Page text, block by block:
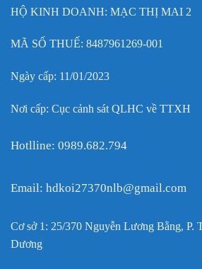
HỘ KINH DOANH: MẠC THỊ MAI 2
MÃ SỐ THUẾ: 8487961269-001
Ngày cấp: 11/01/2023
Nơi cấp: Cục cảnh sát QLHC về TTXH
Hotlline: 0989.682.794
Email: hdkoi27370nlb@gmail.com
Cơ sở 1: 25/370 Nguyễn Lương Bằng, P.
Dương